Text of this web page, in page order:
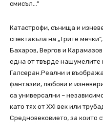
смисъл…”
Катастрофи, сънища и
спектакъла на „Трите
Бахаров, Вергов и
една от твърде
Галсеран.Реални и
фантазии, любови и
са универсални –
като тях от XXI век или
Средновековието, за които